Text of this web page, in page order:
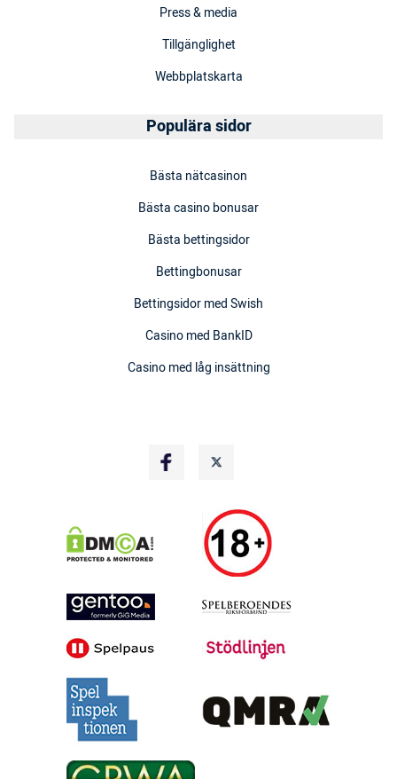
Press & media
Tillgänglighet
Webbplatskarta
Populära sidor
Bästa nätcasinon
Bästa casino bonusar
Bästa bettingsidor
Bettingbonusar
Bettingsidor med Swish
Casino med BankID
Casino med låg insättning